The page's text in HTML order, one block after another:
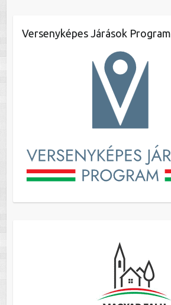
Versenyképes Járások Program